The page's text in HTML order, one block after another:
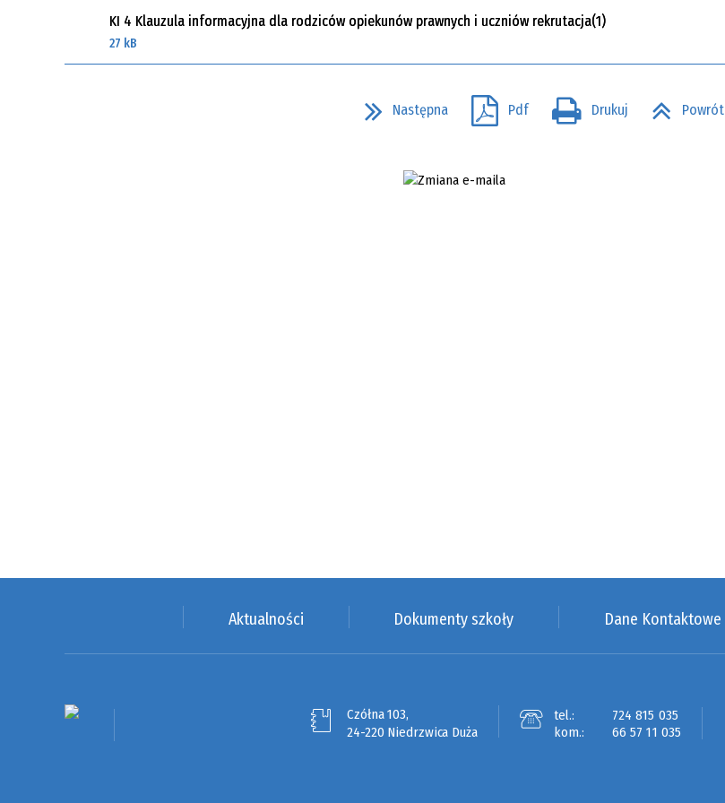
WYMAGANIA EDUKACYJNE HYMN SZKOŁY
KI 4 Klauzula informacyjna dla rodziców opiekunów prawnych i uczniów rekrutacja(1)
27 kB
Następna Pdf Drukuj Powrót
Aktualności Dokumenty szkoły Dane Kontaktowe
Czółna 103,
24-220 Niedrzwica Duża
tel.:
724 815 035
kom.:
66 57 11 035